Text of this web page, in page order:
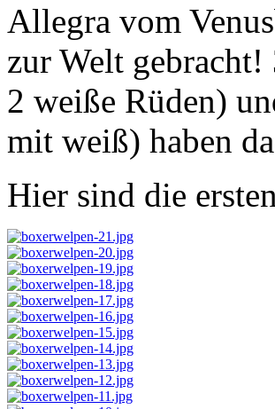
Allegra vom
zur Welt
2 weiße Rüden)
mit weiß) haben
Hier sind die